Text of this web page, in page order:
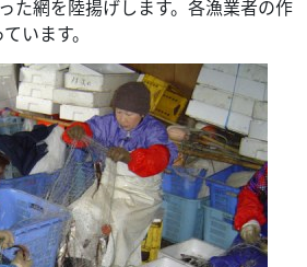
た網を陸揚げします。各漁業者の作
います。